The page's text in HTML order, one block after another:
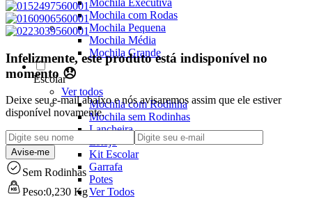
Mochila com Rodas
Mochila Pequena
Mochila Média
Mochila Grande
Escolar
Ver todos
Mochila com Rodinha
Mochila sem Rodinhas
Lancheira
Estojo
Kit Escolar
Garrafa
Potes
Ver Todos
Infelizmente, este produto está indisponível no
momento 😞
Deixe seu e-mail abaixo e nós avisaremos assim que ele estiver
disponível novamente.
Avise-me
Sem Rodinhas
Peso:0,230 Kg